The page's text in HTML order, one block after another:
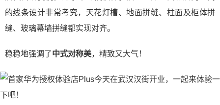
的线条设计非常考究，天花灯槽、地面拼缝、柱面及柜体拼
缝、玻璃幕墙拼缝都实现对齐。
稳稳地强调了中式对称美，精致又大气！